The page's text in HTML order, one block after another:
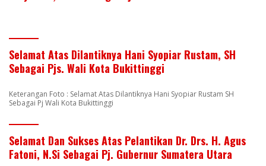
Selamat Atas Dilantiknya Hani Syopiar Rustam, SH
Sebagai Pjs. Wali Kota Bukittinggi
Keterangan Foto : Selamat Atas Dilantiknya Hani Syopiar Rustam SH
Sebagai Pj Wali Kota Bukittinggi
Selamat Dan Sukses Atas Pelantikan Dr. Drs. H. Agus
Fatoni, N.Si Sebagai Pj. Gubernur Sumatera Utara